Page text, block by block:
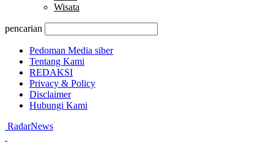
Wisata
pencarian
Pedoman Media siber
Tentang Kami
REDAKSI
Privacy & Policy
Disclaimer
Hubungi Kami
RadarNews